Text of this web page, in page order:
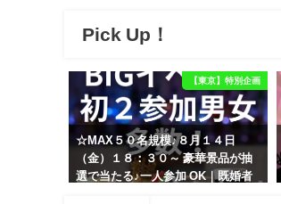
Pick Up！
【東京】特別企画
☆MAX５０名規模♪８月１４日
（金）１８：３０～ 豪華景品が抽
選で当たる♪一人参加 OK｜既婚者